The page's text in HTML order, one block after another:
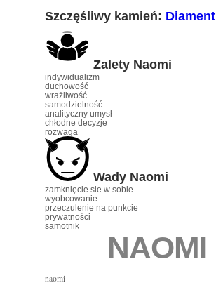
Szczęśliwy kamień: Diament
Zalety Naomi
indywidualizm
duchowość
wrażliwość
samodzielność
analityczny umysł
chłodne decyzje
rozwaga
Wady Naomi
zamknięcie sie w sobie
wyobcowanie
przeczulenie na punkcie
prywatności
samotnik
NAOMI
naomi